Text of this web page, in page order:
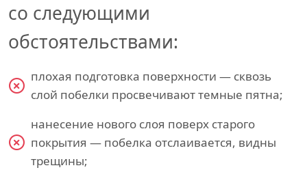
со следующими
обстоятельствами:
плохая подготовка поверхности — сквозь
слой побелки просвечивают темные пятна;
нанесение нового слоя поверх старого
покрытия — побелка отслаивается, видны
трещины;